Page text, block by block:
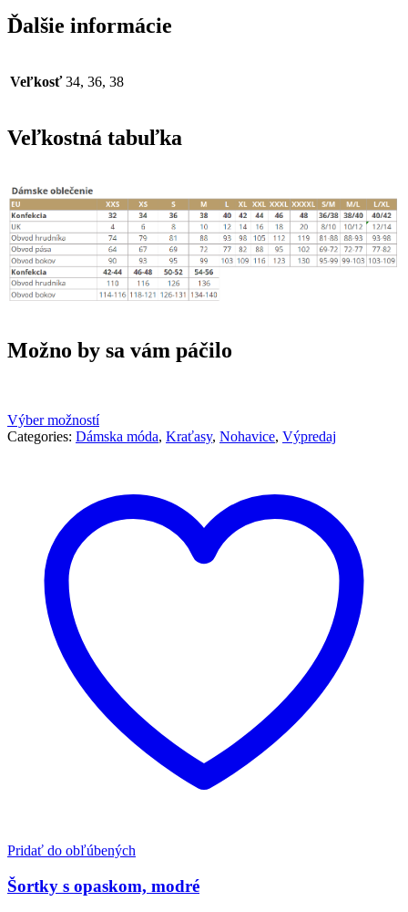
Ďalšie informácie
Veľkosť 34, 36, 38
Veľkostná tabuľka
Možno by sa vám páčilo
Výber možností
Categories: Dámska móda, Kraťasy, Nohavice, Výpredaj
Pridať do obľúbených
Šortky s opaskom, modré